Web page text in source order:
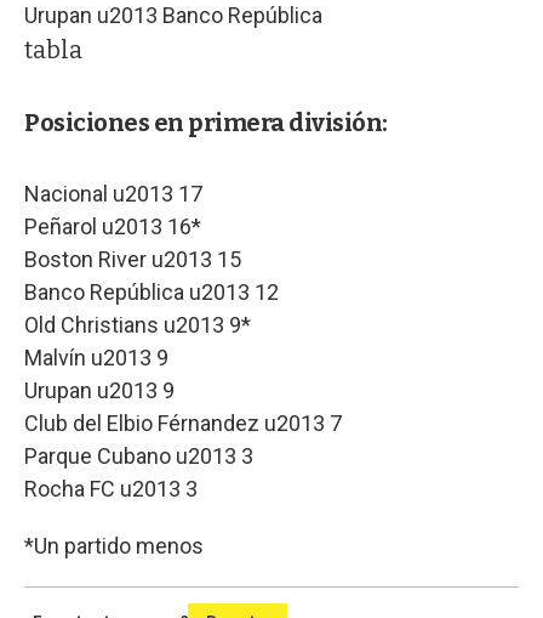
Urupan u2013 Banco República
tabla
Posiciones en primera división:
Nacional u2013 17
Peñarol u2013 16*
Boston River u2013 15
Banco República u2013 12
Old Christians u2013 9*
Malvín u2013 9
Urupan u2013 9
Club del Elbio Férnandez u2013 7
Parque Cubano u2013 3
Rocha FC u2013 3
*Un partido menos